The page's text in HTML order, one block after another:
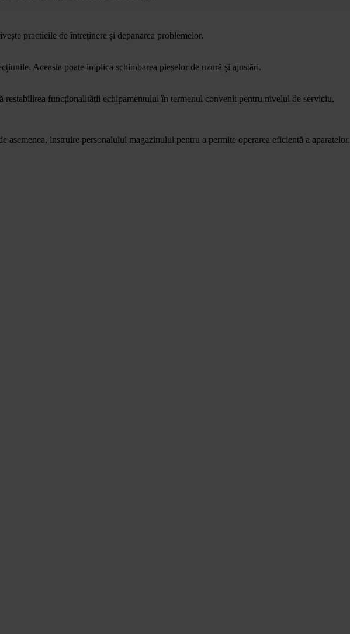
practicile de întreținere și depanarea problemelor.
Aceasta poate implica schimbarea pieselor de uzură și ajustări.
restabilirea funcționalității echipamentului în termenul convenit pentru nivelul de serviciu.
instruire personalului magazinului pentru a permite operarea eficientă a aparatelor.